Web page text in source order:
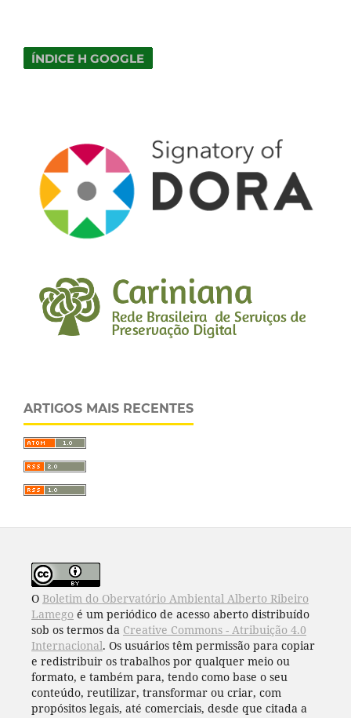
ARTIGOS MAIS RECENTES
O Boletim do Obervatório Ambiental Alberto Ribeiro
Lamego é um periódico de acesso aberto distribuído
sob os termos da Creative Commons - Atribuição 4.0
Internacional. Os usuários têm permissão para copiar
e redistribuir os trabalhos por qualquer meio ou
formato, e também para, tendo como base o seu
conteúdo, reutilizar, transformar ou criar, com
propósitos legais, até comerciais, desde que citada a